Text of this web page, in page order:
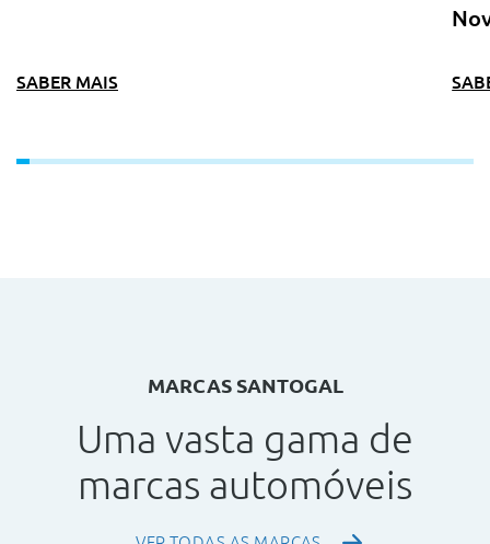
SABER MAIS
MARCAS SANTOGAL
Uma vasta gama de
marcas automóveis